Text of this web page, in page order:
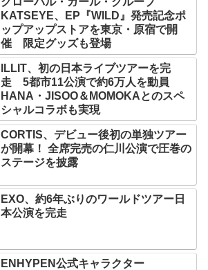
KATSEYE、EP『WILD』発売記念ポ
ップアップストアを東京・原宿で開
催 限定グッズも登場
ILLIT、初の日本ライブツアーを完
走 5都市11公演で約6万人を動員
HANA・JISOO＆MOMOKAとのスペ
シャルコラボも実現
CORTIS、デビュー後初の単独ツアー
が開幕！ 全席完売の仁川公演で圧巻の
ステージを披露
EXO、約6年ぶりのワールドツアー日
本公演を完走
ENHYPEN公式キャラクター